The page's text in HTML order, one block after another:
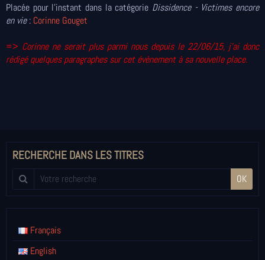
Placée pour l'instant dans la catégorie Dissidence - Victimes encore
en vie: Corinne Gouget
=> Corinne ne serait plus parmi nous depuis le 22/06/15, j'ai donc
rédigé quelques paragraphes sur cet évènement àsa nouvelle place.
RECHERCHE DANS LES TITRES
OK
Français
English